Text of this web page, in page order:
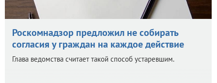
Роскомнадзор предложил не собирать
согласия у граждан на каждое действие
Глава ведомства считает такой способ устаревшим.